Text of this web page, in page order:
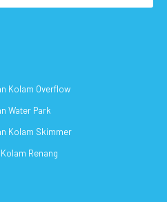
Kolam Overflow
Water Park
Kolam Skimmer
Renang